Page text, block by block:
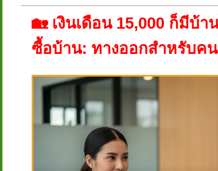
🏡 เงินเดือน 15,000 ก็มีบ้
ซื้อบ้าน: ทางออกสำหรับค